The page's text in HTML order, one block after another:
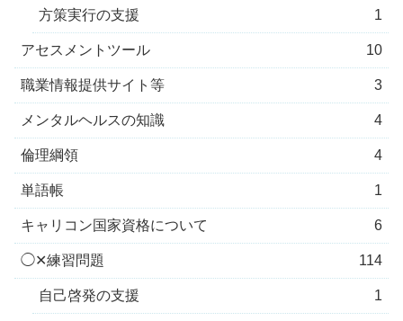
方策実行の支援 1
アセスメントツール 10
職業情報提供サイト等 3
メンタルヘルスの知識 4
倫理綱領 4
単語帳 1
キャリコン国家資格について 6
◯✕練習問題 114
自己啓発の支援 1